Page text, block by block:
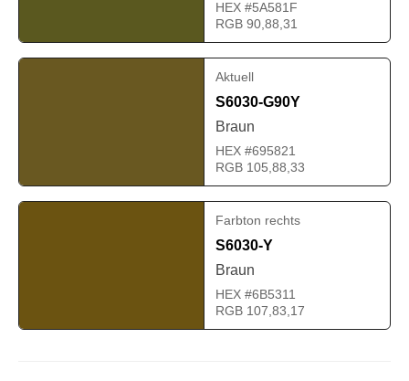
HEX #5A581F
RGB 90,88,31
Aktuell
S6030-G90Y
Braun
HEX #695821
RGB 105,88,33
Farbton rechts
S6030-Y
Braun
HEX #6B5311
RGB 107,83,17